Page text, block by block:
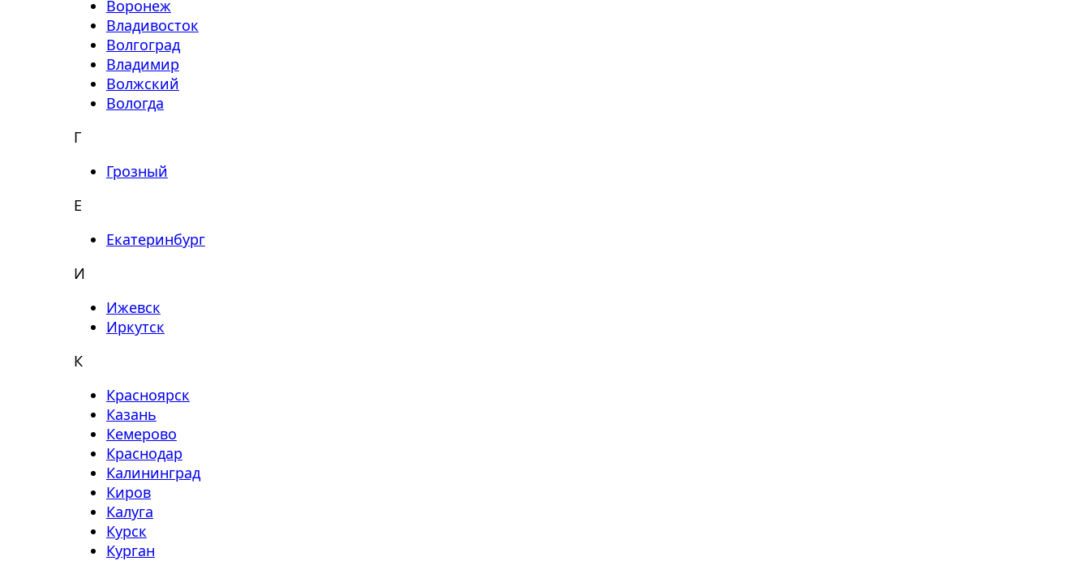
Воронеж
Владивосток
Волгоград
Владимир
Волжский
Вологда
Г
Грозный
Е
Екатеринбург
И
Ижевск
Иркутск
К
Красноярск
Казань
Кемерово
Краснодар
Калининград
Киров
Калуга
Курск
Курган